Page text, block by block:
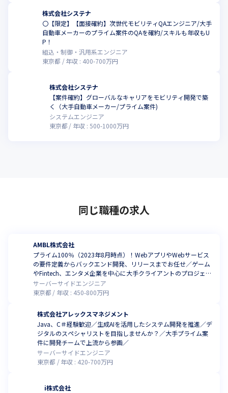
株式会社システナ
〇【限定】【面接確約】次世代モビリティQAエンジニア/大手
自動車メーカーのプライム案件のQAを確約/スキルも年収もU
P！
組込・制御・汎用系エンジニア
東京都
年収 : 400-700万円
株式会社システナ
【案件確約】グローバルなキャリアをモビリティ開発で築
く（大手自動車メーカー/プライム案件)
システムエンジニア
東京都
年収 : 500-1000万円
同じ職種の求人
AMBL株式会社
プライム100％（2023年8月時点）！WebアプリやWebサービス
の要件定義からバックエンド開発、リリースまでお任せ／ゲーム
やFintech、エンタメ企業を中心に大手クライアントのプロジェク
ト多数
サーバーサイドエンジニア
東京都
年収 : 450-800万円
株式会社アレックスマネジメント
Java、C＃経験歓迎／生成AIを活用したシステム開発を推進／デ
ジタルのスペシャリストを目指しませんか？／大手プライム案
件に開発チームで上流から参画／
サーバーサイドエンジニア
東京都
年収 : 420-700万円
i株式会社